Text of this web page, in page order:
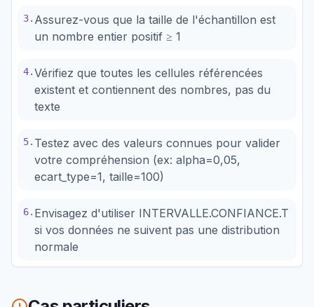
3. Assurez-vous que la taille de l'échantillon est
un nombre entier positif ≥ 1
4.Vérifiez que toutes les cellules référencées
existent et contiennent des nombres, pas du
texte
5. Testez avec des valeurs connues pour valider
votre compréhension (ex: alpha=0,05,
ecart_type=1, taille=100)
6. Envisagez d'utiliser INTERVALLE.CONFIANCE.T
si vos données ne suivent pas une distribution
normale